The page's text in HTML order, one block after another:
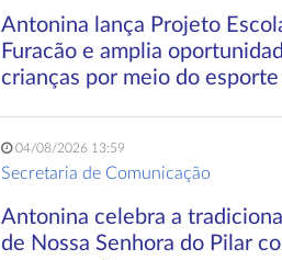
Antonina lança Projeto
Furacão e amplia
crianças por meio do esporte
04/08/2026 13:59
Secretaria de Comunicação
Antonina celebra a
de Nossa Senhora do Pilar